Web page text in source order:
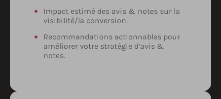
Impact estimé des avis & notes sur la
visibilité/la conversion.
Recommandations actionnables pour
améliorer votre stratégie d’avis &
notes.